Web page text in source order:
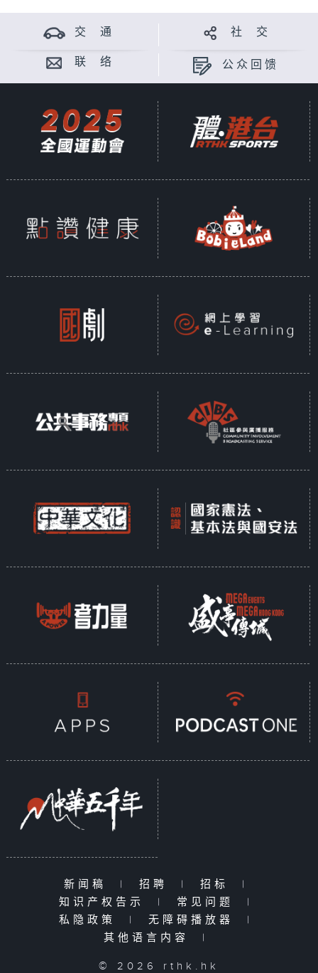
交 通 社 交
联 络 公众回馈
新闻稿 | 招聘 | 招标
|
知识产权告示
| 常见问题
|
私隐政策
| 无障碍播放器
|
其他语言内容
|
© 2026 rthk.hk